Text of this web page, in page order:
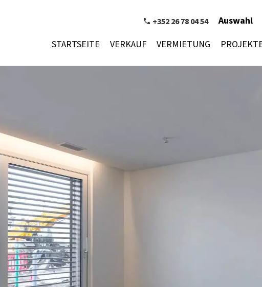
+352 26 78 04 54 Auswahl
STARTSEITE
VERKAUF VERMIETUNG